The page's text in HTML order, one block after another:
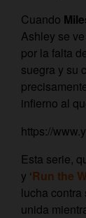
Cuando
Ashley se
por la falta
suegra y su
infierno al
https://
Esta serie,
y ‘Run the
lucha
unida